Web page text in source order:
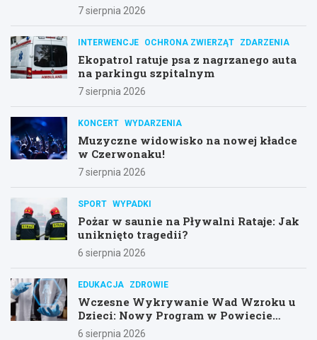
7 sierpnia 2026
INTERWENCJE OCHRONA ZWIERZĄT ZDARZENIA
Ekopatrol ratuje psa z nagrzanego auta
na parkingu szpitalnym
7 sierpnia 2026
KONCERT WYDARZENIA
Muzyczne widowisko na nowej kładce
w Czerwonaku!
7 sierpnia 2026
SPORT WYPADKI
Pożar w saunie na Pływalni Rataje: Jak
uniknięto tragedii?
6 sierpnia 2026
EDUKACJA ZDROWIE
Wczesne Wykrywanie Wad Wzroku u
Dzieci: Nowy Program w Powiecie
Poznańskim
6 sierpnia 2026